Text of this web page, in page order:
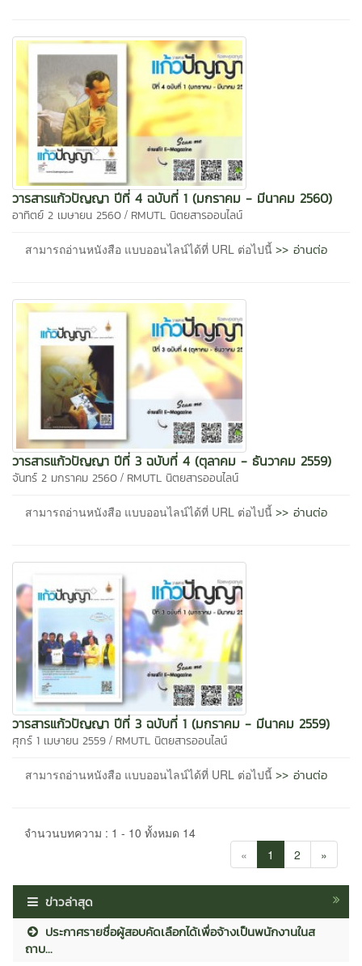
วารสารแก้วปัญญา ปีที่ 4 ฉบับที่ 1 (มกราคม - มีนาคม 2560)
อาทิตย์ 2 เมษายน 2560 / RMUTL นิตยสารออนไลน์
สามารถอ่านหนังสือ แบบออนไลน์ได้ที่ URL ต่อไปนี้ >> อ่านต่อ
วารสารแก้วปัญญา ปีที่ 3 ฉบับที่ 4 (ตุลาคม - ธันวาคม 2559)
จันทร์ 2 มกราคม 2560 / RMUTL นิตยสารออนไลน์
สามารถอ่านหนังสือ แบบออนไลน์ได้ที่ URL ต่อไปนี้ >> อ่านต่อ
วารสารแก้วปัญญา ปีที่ 3 ฉบับที่ 1 (มกราคม - มีนาคม 2559)
ศุกร์ 1 เมษายน 2559 / RMUTL นิตยสารออนไลน์
สามารถอ่านหนังสือ แบบออนไลน์ได้ที่ URL ต่อไปนี้ >> อ่านต่อ
จำนวนบทความ : 1 - 10 ทั้งหมด 14
«
1 2 »
ข่าวล่าสุด
ประกาศรายชื่อผู้สอบคัดเลือกได้เพื่อจ้างเป็นพนักงานในส
ถาบ...